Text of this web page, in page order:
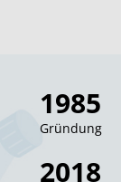
1985
Gründung
2018